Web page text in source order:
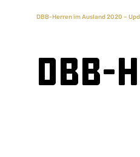
DBB-Herren im Ausland 2020 –
DBB-